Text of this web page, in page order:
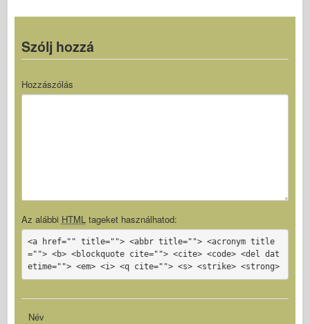
Szólj hozzá
Hozzászólás
Az alábbi HTML tageket használhatod:
<a href="" title=""> <abbr title=""> <acronym title
=""> <b> <blockquote cite=""> <cite> <code> <del dat
etime=""> <em> <i> <q cite=""> <s> <strike> <strong>
Név